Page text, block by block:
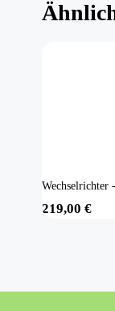
Wechselrichter
219,00 €